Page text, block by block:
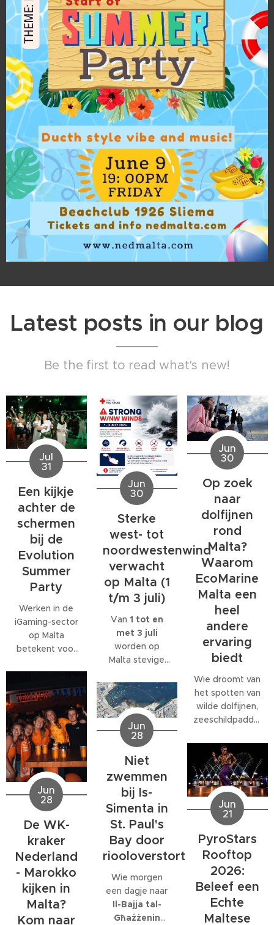
Latest posts in our blog
Be the first to read what's new!
Jul
31
Een kijkje
achter de
schermen
bij de
Evolution
Summer
Party
Werken in de
iGaming-sector
op Malta
betekent voor
meer dan alleen
een baan. Veel
bedrijven
bieden
behoorlijk wat
extra's, van
teamuitjes en
interne
activiteiten tot
grote
personeelsfeesten.
En als je bij een
internationaal
bedrijf met
honderden
collega's werkt,
kunnen die
feesten
Jun
30
Sterke
west- tot
noordwestenwind
verwacht
op Malta (1
t/m 3 juli)
Van 1 tot en
met 3 juli
worden op
Malta stevige
noordwestenwinden
(W/NW)
verwacht.
Volgens het
Malta Red Cross
kan de wind
tijdelijk
toenemen tot
windkracht 6
met name op
donderdag 2
juli.
Jun
30
Op zoek
naar
dolfijnen
rond
Malta?
Waarom
EcoMarine
Malta een
heel
andere
ervaring
biedt
Wie droomt van
het spotten van
wilde dolfijnen,
zeeschildpadden
zeeleven
tijdens een
verblijf op Malta,
komt al snel tot
de ontdekking
dat daar
eigenlijk maar
één organisatie
volledig op is
gespecialiseerd:
EcoMarine
Malta .
Jun
28
De WK-
kraker
Nederland
- Marokko
kijken in
Malta?
Kom naar
Jun
28
Niet
zwemmen
bij Is-
Simenta in
St. Paul's
Bay door
riooloverstort
Wie morgen
een dagje naar
Il-Bajja tal-
Għażżenin
Jun
21
PyroStars
Rooftop
2026:
Beleef een
Echte
Maltese